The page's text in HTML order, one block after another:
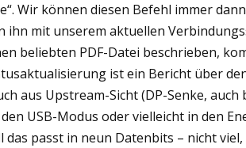
Wir können diesen Befehl immer
ihn mit unserem aktuellen
beliebten PDF-Datei beschrieben,
ist ein Bericht über
aus Upstream-Sicht (DP-Senke,
USB-Modus oder vielleicht in den
das passt in neun Datenbits – nicht